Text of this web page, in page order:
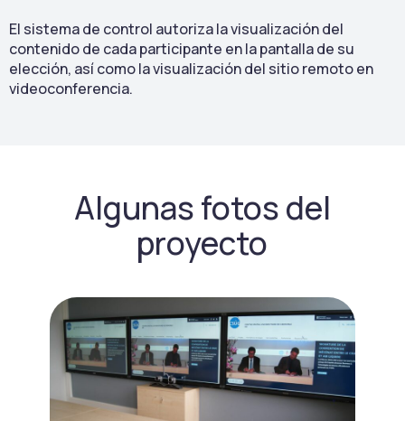
El sistema de control autoriza la visualización del
contenido de cada participante en la pantalla de su
elección, así como la visualización del sitio remoto en
videoconferencia.
Algunas fotos del
proyecto